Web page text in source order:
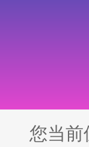
您当前